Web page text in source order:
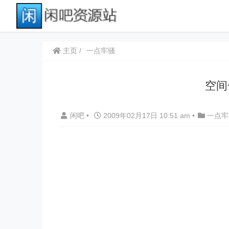
主页 一点牢骚
空
闲吧 • 2009年02月17日 10:51 am • 一点